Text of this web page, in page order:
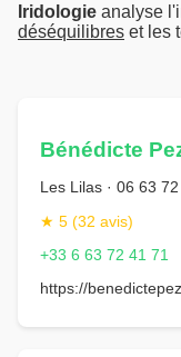
Iridologie analyse
déséquilibres et les
Bénédicte
Les Lilas · 06 63
★ 5 (32 avis)
+33 6 63 72 41 71
https://